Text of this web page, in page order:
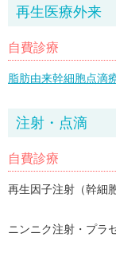
再生医療外来
自費診療
脂肪由来幹細胞点滴
注射・点滴
自費診療
再生因子注射（幹細
ニンニク注射・プラ